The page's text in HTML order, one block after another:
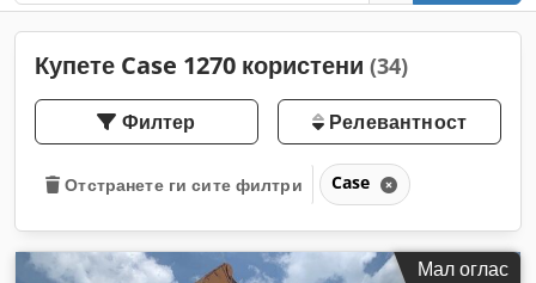
Купете Case 1270 користени (34)
Филтер Релевантност
Отстранете ги сите филтри Case
Мал оглас